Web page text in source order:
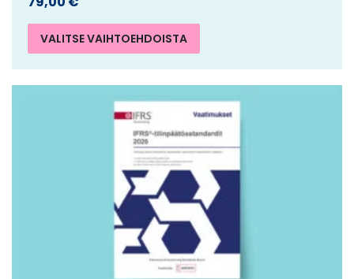
VALITSE VAIHTOEHDOISTA